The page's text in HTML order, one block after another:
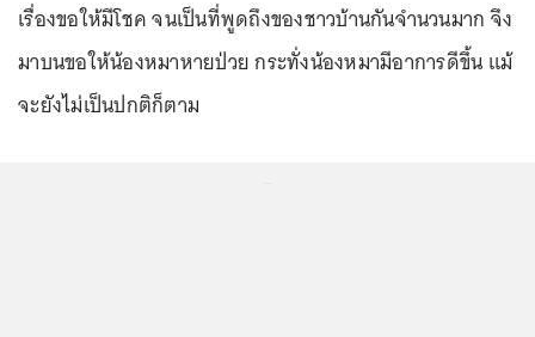
เรื่องขอให้มีโชค จนเป็นที่พูดถึงของชาวบ้านกันจำนวนมาก จึง
มาบนขอให้น้องหมาหายป่วย กระทั่งน้องหมามีอาการดีขึ้น แม้
จะยังไม่เป็นปกติก็ตาม